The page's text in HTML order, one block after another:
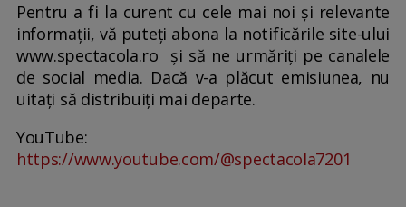
Pentru a fi la curent cu cele mai noi și relevante
informații, vă puteți abona la notificările site-ului
www.spectacola.ro și să ne urmăriți pe canalele
de social media. Dacă v-a plăcut emisiunea, nu
uitați să distribuiți mai departe.
YouTube:
https://www.youtube.com/@spectacola7201